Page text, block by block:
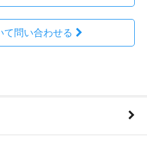
て問い合わせる